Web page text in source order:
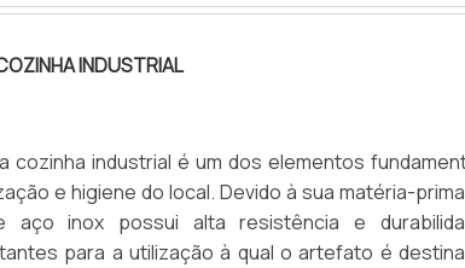
INDUSTRIAL
cozinha industrial é um dos elementos
e higiene do local. Devido à sua matéria-
aço inox possui alta resistência e
para a utilização à qual o artefato é